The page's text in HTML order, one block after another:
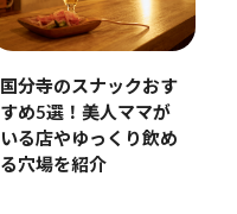
国分寺のスナックおす
すめ5選！美人ママが
いる店やゆっくり飲め
る穴場を紹介